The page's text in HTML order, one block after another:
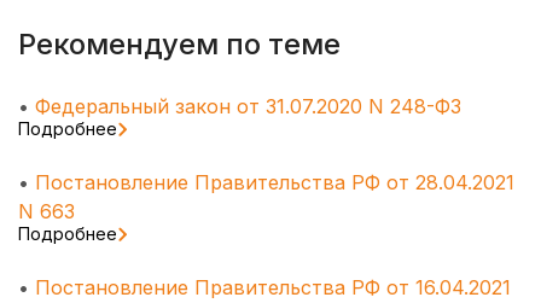
Рекомендуем по теме
• Федеральный закон от 31.07.2020 N 248-ФЗ
Подробнее
• Постановление Правительства РФ от 28.04.2021
N 663
Подробнее
• Постановление Правительства РФ от 16.04.2021